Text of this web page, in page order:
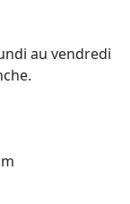
au vendredi